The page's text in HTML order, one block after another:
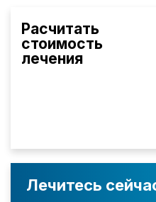
Расчитать
стоимость
лечения
Лечитесь